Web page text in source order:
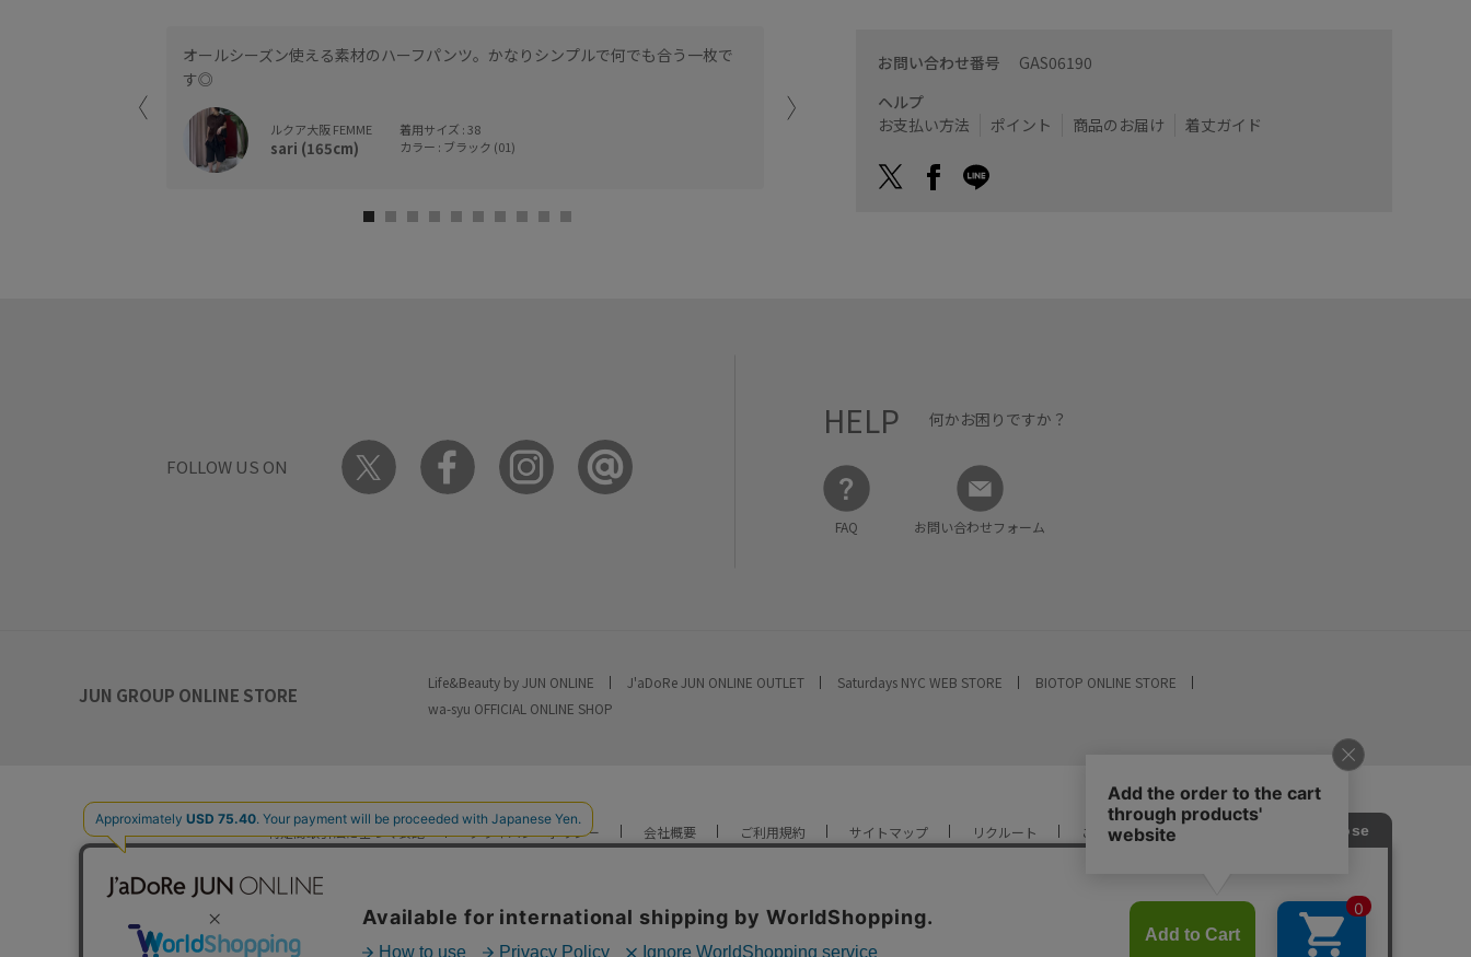
オールシーズン使える素材のハーフパンツ。かなりシンプルで何でも合う一枚で
す◎
ルクア大阪 FEMME
sari (165cm)
着用サイズ : 38
カラー : ブラック (01)
アジャスターが付いているのでウエストの調節可◎
なんばCITY
着用サイズ : 36
お問い合わせ番号 GAS06190
ヘルプ
お支払い方法
ポイント 商品のお届け 着丈ガイド
FOLLOW US ON
HELP 何かお困りですか？
FAQ お問い合わせフォーム
JUN GROUP ONLINE STORE
Life&Beauty by JUN ONLINE J'aDoRe JUN ONLINE OUTLET Saturdays NYC WEB STORE
BIOTOP ONLINE STORE
wa-syu OFFICIAL ONLINE SHOP
特定商取引法に基づく表記 プライバシーポリシー 会社概要 ご利用規約 サイトマップ リクルート ご利用ガイド
YOU ARE CULTURE.